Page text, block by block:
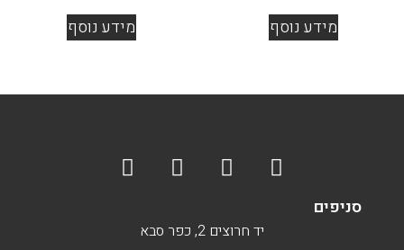
מידע נוסף מידע נוסף
סניפים
יד חרוצים 2, כפר סבא